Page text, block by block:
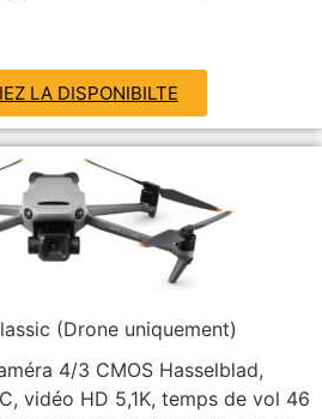
LA DISPONIBILTE
(Drone uniquement)
4/3 CMOS Hasselblad,
vidéo HD 5,1K, temps de vol 46